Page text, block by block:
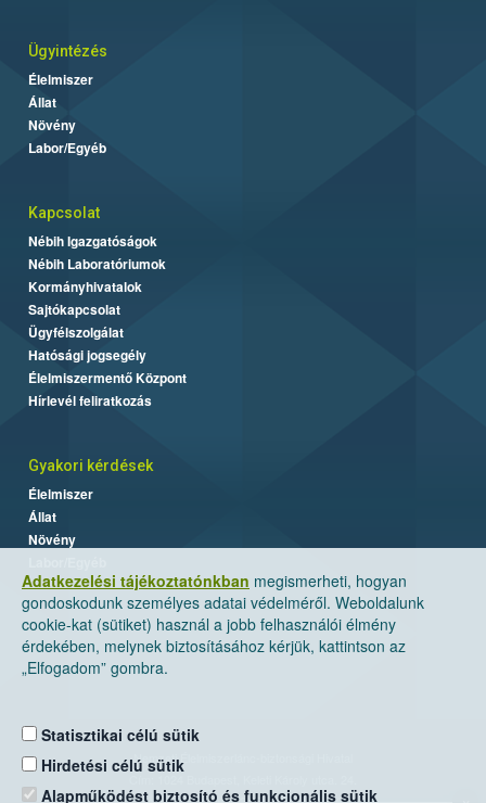
Adatkezelési tájékoztatónkban megismerheti, hogyan
gondoskodunk személyes adatai védelméről. Weboldalunk
cookie-kat (sütiket) használ a jobb felhasználói élmény
érdekében, melynek biztosításához kérjük, kattintson az
„Elfogadom” gombra.
Statisztikai célú sütik
Hirdetési célú sütik
Alapműködést biztosító és funkcionális sütik
Ügyintézés
Élelmiszer
Állat
Növény
Labor/Egyéb
Kapcsolat
Nébih Igazgatóságok
Nébih Laboratóriumok
Kormányhivatalok
Sajtókapcsolat
Ügyfélszolgálat
Hatósági jogsegély
Élelmiszermentő Központ
Hírlevél feliratkozás
Gyakori kérdések
Élelmiszer
Állat
Növény
Nemzeti Élelmiszerlánc-biztonsági Hivatal